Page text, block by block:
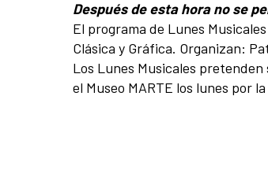
Después de esta hora no se
El programa de Lunes
Clásica y Gráfica. Organizan:
Los Lunes Musicales
el Museo MARTE los lunes por